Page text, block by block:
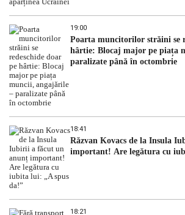
19:00
Poarta muncitorilor străini se
hârtie: Blocaj major pe piața
paralizate până în octombrie
18:41
Răzvan Kovacs de la Insula
important! Are legătura cu
18:21